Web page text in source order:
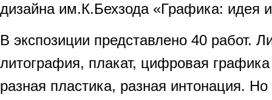
дизайна им.К.Бехзода «Графика: идея
В экспозиции представлено 40 работ.
литография, плакат, цифровая
разная пластика, разная интонация.